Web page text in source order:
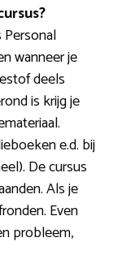
wanneer je
deels
is krijg je
e.d. bij
De cursus
Als je
Even
probleem,